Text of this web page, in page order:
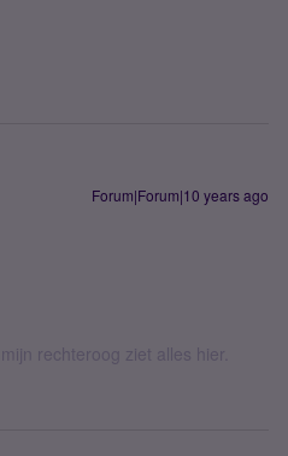
Forum|Forum|10 years ago
rechteroog ziet alles hier.